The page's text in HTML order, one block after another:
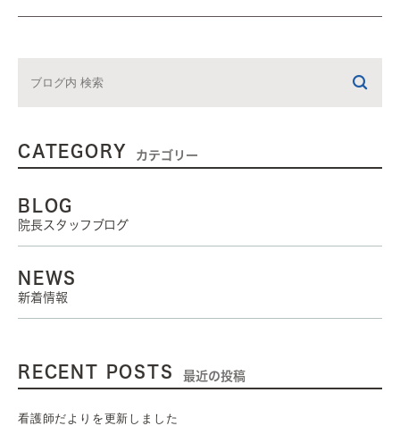
CATEGORY カテゴリー
BLOG
院長スタッフブログ
NEWS
新着情報
RECENT POSTS 最近の投稿
看護師だよりを更新しました